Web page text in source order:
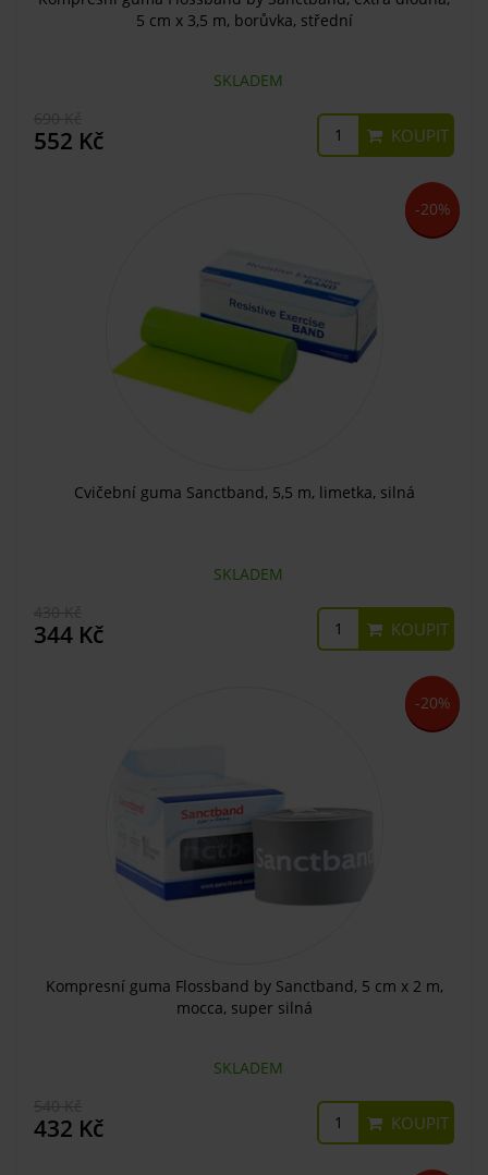
5 cm x 3,5 m, borůvka, střední
SKLADEM
552 Kč KOUPIT
-20%
Cvičební guma Sanctband, 5,5 m, limetka, silná
SKLADEM
344 Kč KOUPIT
-20%
Kompresní guma Flossband by Sanctband, 5 cm x 2 m,
mocca, super silná
SKLADEM
432 Kč KOUPIT